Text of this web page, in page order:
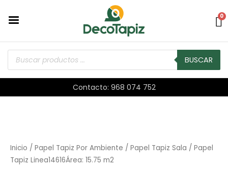
0
BUSCAR
Contacto: 968 074 752
Inicio / Papel Tapiz Por Ambiente / Papel Tapiz Sala / Papel
Tapiz Linea14616Área: 15.75 m2